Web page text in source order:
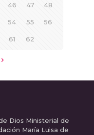
46 47 48
54 55 56
61 62
Dios Ministerial de
María Luisa de